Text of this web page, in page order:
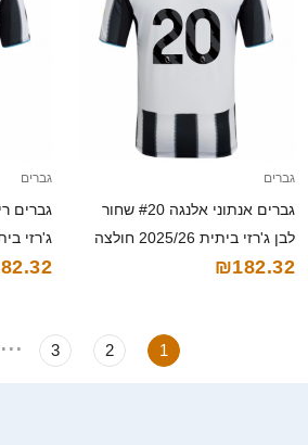
גברים
גברים אנתוני אלנגה #20 שחור
לבן ג'רזי ביתית 2025/26 חולצה
קצרה
₪182.32
גברים
ג'רזי ביתית 2025/26
1
2
3
...